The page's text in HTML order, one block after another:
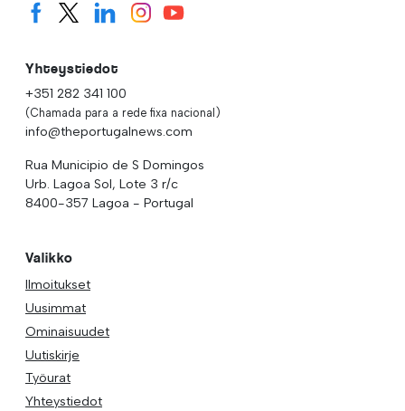
Yhteystiedot
+351 282 341 100
(Chamada para a rede fixa nacional)
info@theportugalnews.com
Rua Municipio de S Domingos
Urb. Lagoa Sol, Lote 3 r/c
8400-357 Lagoa - Portugal
Valikko
Ilmoitukset
Uusimmat
Ominaisuudet
Uutiskirje
Työurat
Yhteystiedot